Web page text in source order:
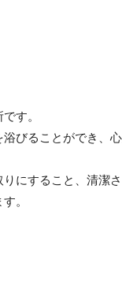
す。
びることができ、
にすること、清潔
。